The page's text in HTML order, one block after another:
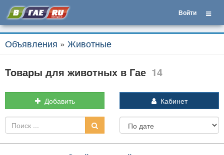
Войти
Объявления » Животные
Товары для животных в Гае 14
Добавить Кабинет